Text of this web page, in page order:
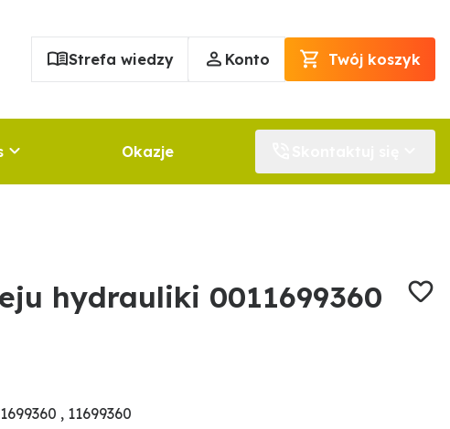
Strefa wiedzy Konto Twój koszyk
Okazje
hydrauliki 0011699360
, 11699360